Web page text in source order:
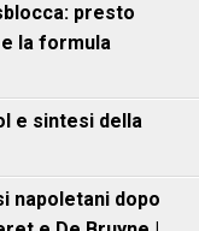
presto
la formula
e sintesi della
napoletani dopo